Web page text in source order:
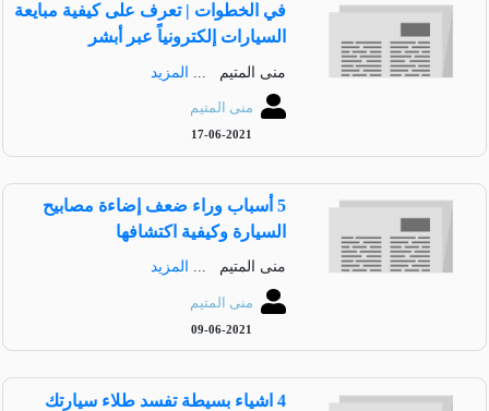
في الخطوات | تعرف على كيفية مبايعة
السيارات إلكترونياً عبر أبشر
منى المتيم ... المزيد
منى المتيم
17-06-2021
5 أسباب وراء ضعف إضاءة مصابيح
السيارة وكيفية اكتشافها
منى المتيم ... المزيد
منى المتيم
09-06-2021
4 اشياء بسيطة تفسد طلاء سيارتك